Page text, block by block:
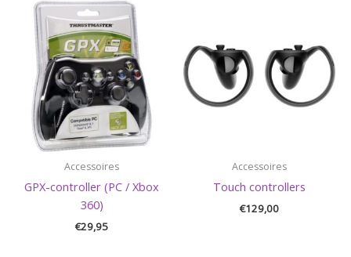
Accessoires
GPX-controller (PC / Xbox
360)
€29,95
Accessoires
Touch controllers
€129,00